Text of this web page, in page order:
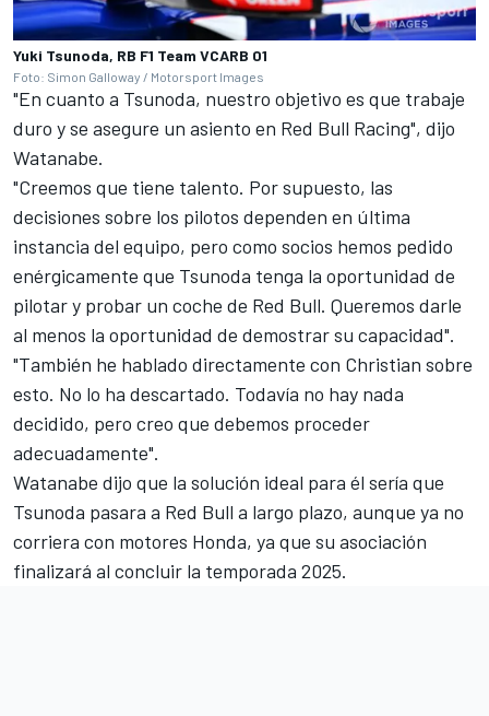
Yuki Tsunoda, RB F1 Team VCARB 01
Foto: Simon Galloway / Motorsport Images
"En cuanto a Tsunoda, nuestro objetivo es que trabaje
duro y se asegure un asiento en Red Bull Racing", dijo
Watanabe.
"Creemos que tiene talento. Por supuesto, las
decisiones sobre los pilotos dependen en última
instancia del equipo, pero como socios hemos pedido
enérgicamente que Tsunoda tenga la oportunidad de
pilotar y probar un coche de Red Bull. Queremos darle
al menos la oportunidad de demostrar su capacidad".
"También he hablado directamente con Christian sobre
esto. No lo ha descartado. Todavía no hay nada
decidido, pero creo que debemos proceder
adecuadamente".
Watanabe dijo que la solución ideal para él sería que
Tsunoda pasara a Red Bull a largo plazo, aunque ya no
corriera con motores Honda, ya que su asociación
finalizará al concluir la temporada 2025.